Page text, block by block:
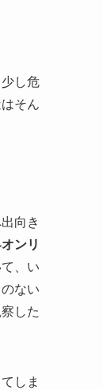
し危
そん
向き
ンリ
、い
ない
した
しま